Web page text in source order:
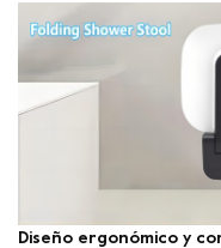
Diseño ergonómico y